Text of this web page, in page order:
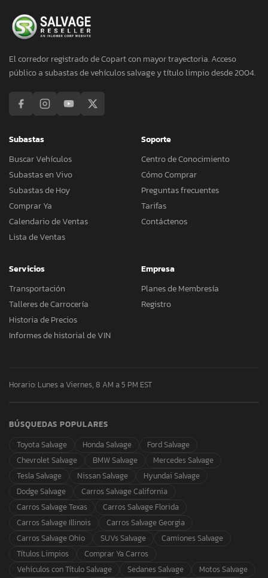
El corredor registrado de Copart con mayor trayectoria. Acceso
público a subastas de vehículos salvage y título limpio desde 2004.
Subastas
Buscar Vehículos
Subastas en Vivo
Subastas de Hoy
Comprar Ya
Calendario de Ventas
Lista de Ventas
Soporte
Centro de Conocimiento
Cómo Comprar
Preguntas frecuentes
Tarifas
Contáctenos
Servicios
Transportación
Talleres de Carrocería
Historia de Precios
Informes de historial de VIN
Empresa
Planes de Membresía
Registro
Horario: Lunes a Viernes, 8 AM a 5 PM EST
BÚSQUEDAS POPULARES
Toyota Salvage
Honda Salvage
Ford Salvage
Chevrolet Salvage
BMW Salvage
Mercedes Salvage
Tesla Salvage
Nissan Salvage
Hyundai Salvage
Dodge Salvage
Carros Salvage California
Carros Salvage Texas
Carros Salvage Florida
Carros Salvage Illinois
Carros Salvage Georgia
Carros Salvage Ohio
SUVs Salvage
Camiones Salvage
Títulos Limpios
Comprar Ya Carros
Vehículos con Título Salvage
Sedanes Salvage Motos Salvage